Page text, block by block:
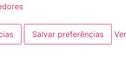
Salvar preferências